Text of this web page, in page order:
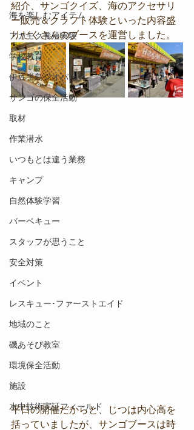
海を楽しむアイテム
アカモク養殖実験
学校教育
伊豆半島ジオパーク
サンゴの保全活動
取材
作業潜水
いつもとは違う業務
キャンプ
自然体験学習
バーベキュー
スタッフが思うこと
安全対策
イベント
レスキュー･ファーストエイド
地域のこと
磯あそび教室
環境保全活動
施設
水中技術実証フィールド
紹介、サンゴクイズ、海のアクセサリ
ー販売＆クラフト体験といった内容盛
りだくさんのブースを運営しました。
平日の開催だからと、じつは内心高を
括っていましたが、サンゴブースは時